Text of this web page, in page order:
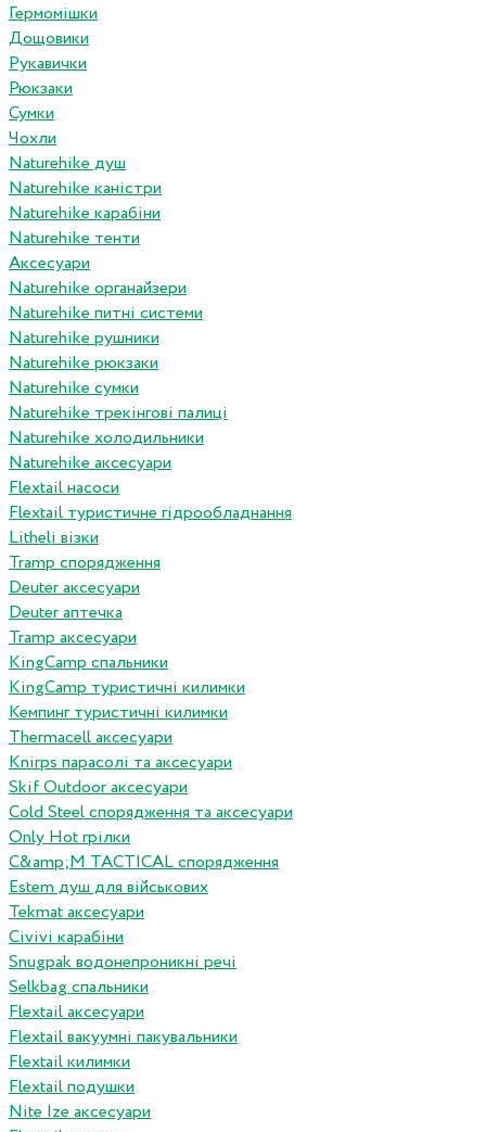
Гермомішки
Дощовики
Рукавички
Рюкзаки
Сумки
Чохли
Naturehike душ
Naturehike каністри
Naturehike карабіни
Naturehike тенти
Аксесуари
Naturehike органайзери
Naturehike питні системи
Naturehike рушники
Naturehike рюкзаки
Naturehike сумки
Naturehike трекінгові палиці
Naturehike холодильники
Naturehike аксесуари
Flextail насоси
Flextail туристичне гідрообладнання
Litheli візки
Tramp спорядження
Deuter аксесуари
Deuter аптечка
Tramp аксесуари
KingCamp спальники
KingCamp туристичні килимки
Кемпинг туристичні килимки
Thermacell аксесуари
Knirps парасолі та аксесуари
Skif Outdoor аксесуари
Cold Steel спорядження та аксесуари
Only Hot грілки
C&amp;M TACTICAL спорядження
Estem душ для військових
Tekmat аксесуари
Сivivi карабіни
Snugpak водонепроникні речі
Selkbag спальники
Flextail аксесуари
Flextail вакуумні пакувальники
Flextail килимки
Flextail подушки
Nite Ize аксесуари